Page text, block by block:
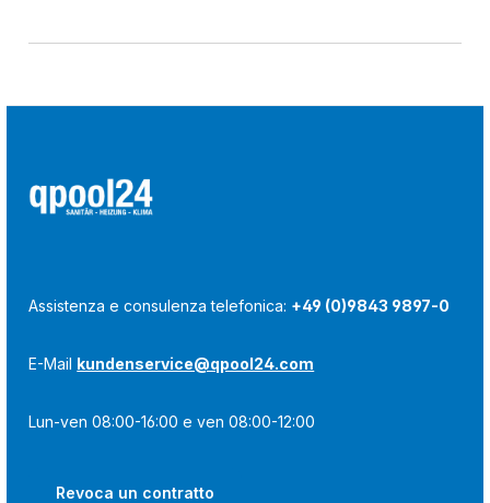
Assistenza e consulenza telefonica: +49 (0)9843 9897-0
E-Mail kundenservice@qpool24.com
Lun-ven 08:00-16:00 e ven 08:00-12:00
Revoca un contratto